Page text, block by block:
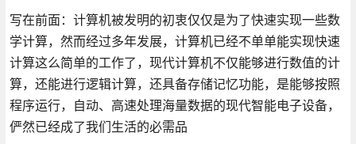
写在前面：计算机被发明的初衷仅仅是为了快速实现一些数
学计算，然而经过多年发展，计算机已经不单单能实现快速
计算这么简单的工作了，现代计算机不仅能够进行数值的计
算，还能进行逻辑计算，还具备存储记忆功能，是能够按照
程序运行，自动、高速处理海量数据的现代智能电子设备，
俨然已经成了我们生活的必需品